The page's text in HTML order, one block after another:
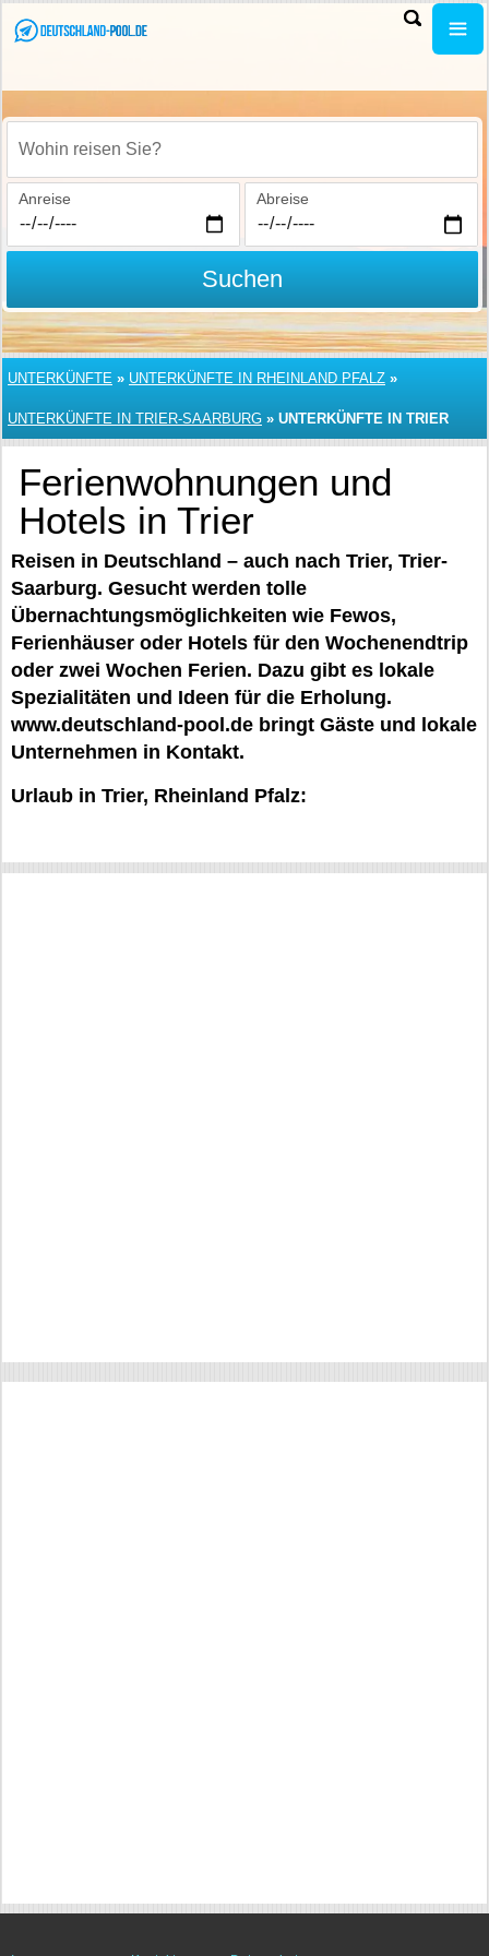
Wohin reisen Sie?
Anreise Abreise
Suchen
UNTERKÜNFTE » UNTERKÜNFTE IN RHEINLAND PFALZ »
UNTERKÜNFTE IN TRIER-SAARBURG » UNTERKÜNFTE IN TRIER
Ferienwohnungen und
Hotels in Trier
Reisen in Deutschland – auch nach Trier, Trier-
Saarburg. Gesucht werden tolle
Übernachtungsmöglichkeiten wie Fewos,
Ferienhäuser oder Hotels für den Wochenendtrip
oder zwei Wochen Ferien. Dazu gibt es lokale
Spezialitäten und Ideen für die Erholung.
www.deutschland-pool.de bringt Gäste und lokale
Unternehmen in Kontakt.
Urlaub in Trier, Rheinland Pfalz: